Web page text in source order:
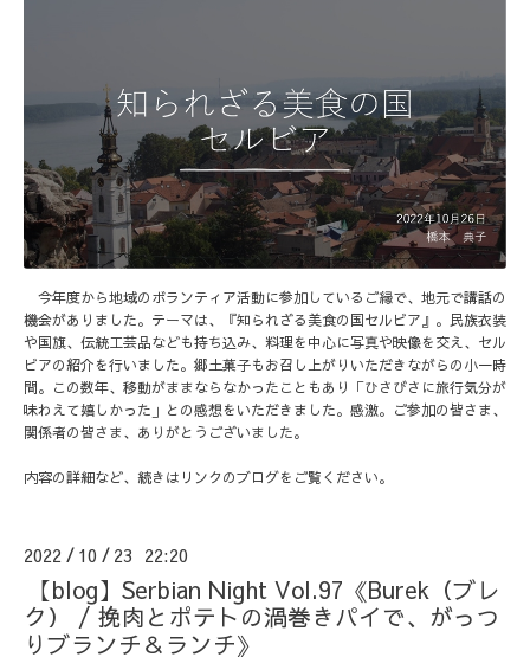
今年度から地域のボランティア活動に参加しているご縁で、地元で講話の
機会がありました。テーマは、『知られざる美食の国セルビア』。民族衣装
や国旗、伝統工芸品なども持ち込み、料理を中心に写真や映像を交え、セル
ビアの紹介を行いました。郷土菓子もお召し上がりいただきながらの小一時
間。この数年、移動がままならなかったこともあり「ひさびさに旅行気分が
味わえて嬉しかった」との感想をいただきました。感激。ご参加の皆さま、
関係者の皆さま、ありがとうございました。
内容の詳細など、続きは リンクのブログをご覧ください。
2022 / 10 / 23 22:20
【blog】Serbian Night Vol.97《Burek（ブレ
ク） / 挽肉とポテトの渦巻きパイで、がっつ
りブランチ＆ランチ》